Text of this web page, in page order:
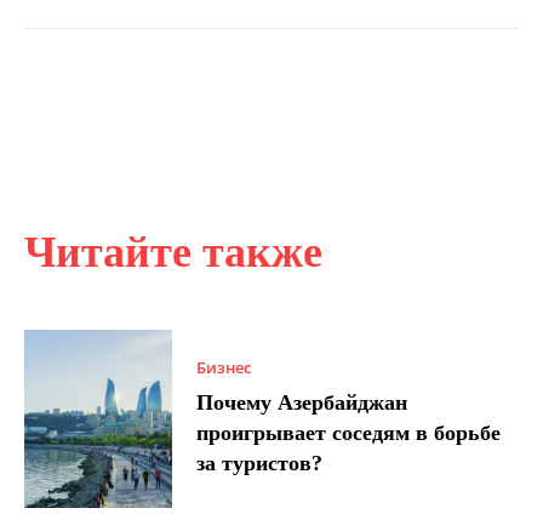
Читайте также
Бизнес
Почему Азербайджан
проигрывает соседям в борьбе
за туристов?